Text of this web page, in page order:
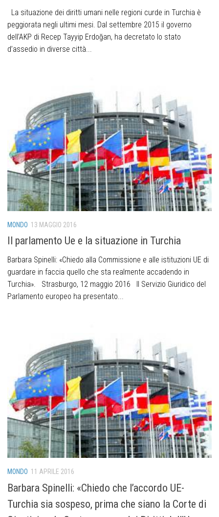
La situazione dei diritti umani nelle regioni curde in Turchia è
peggiorata negli ultimi mesi. Dal settembre 2015 il governo
dell’AKP di Recep Tayyip Erdoğan, ha decretato lo stato
d’assedio in diverse città...
MONDO 13 MAGGIO 2016
Il parlamento Ue e la situazione in Turchia
Barbara Spinelli: «Chiedo alla Commissione e alle istituzioni UE di
guardare in faccia quello che sta realmente accadendo in
Turchia». Strasburgo, 12 maggio 2016 Il Servizio Giuridico del
Parlamento europeo ha presentato...
MONDO 11 APRILE 2016
Barbara Spinelli: «Chiedo che l’accordo UE-
Turchia sia sospeso, prima che siano la Corte di